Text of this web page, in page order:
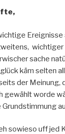
Ereignisse
wichtiger
sache
käm selten
der Meinung,
gewählt worde
sowieso uff jed